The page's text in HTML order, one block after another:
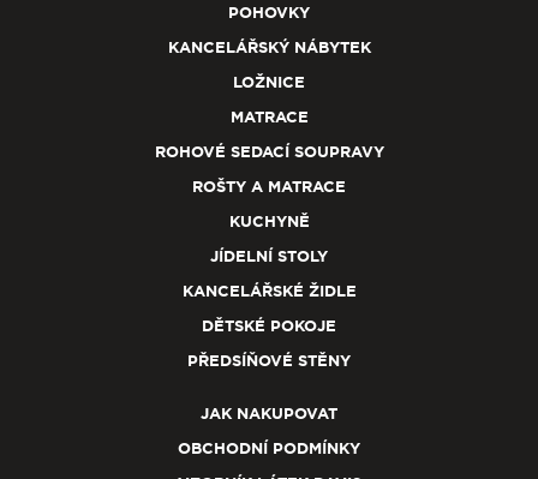
POHOVKY
KANCELÁŘSKÝ NÁBYTEK
LOŽNICE
MATRACE
ROHOVÉ SEDACÍ SOUPRAVY
ROŠTY A MATRACE
KUCHYNĚ
JÍDELNÍ STOLY
KANCELÁŘSKÉ ŽIDLE
DĚTSKÉ POKOJE
PŘEDSÍŇOVÉ STĚNY
JAK NAKUPOVAT
OBCHODNÍ PODMÍNKY